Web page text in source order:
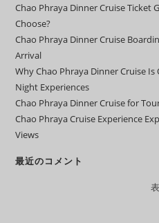
Chao Phraya Dinner Cruise Ticket
Choose?
Chao Phraya Dinner Cruise
Arrival
Why Chao Phraya Dinner Cruise
Night Experiences
Chao Phraya Dinner Cruise for
Chao Phraya Cruise Experience
Views
最近のコメント